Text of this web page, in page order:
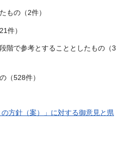
もの（2件）
件）
階で参考とすることとしたもの（3
（528件）
の方針（案）」に対する御意見と県